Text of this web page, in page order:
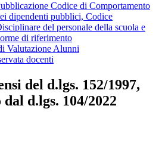
Codice di Comportamento
dipendenti pubblici, Codice
del personale della scuola e
di riferimento
Valutazione Alunni
docenti
del d.lgs. 152/1997,
d.lgs. 104/2022